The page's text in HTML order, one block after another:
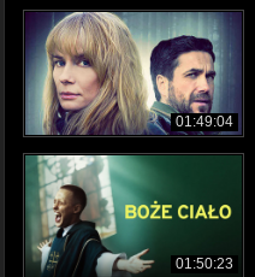
01:49:04
01:50:23